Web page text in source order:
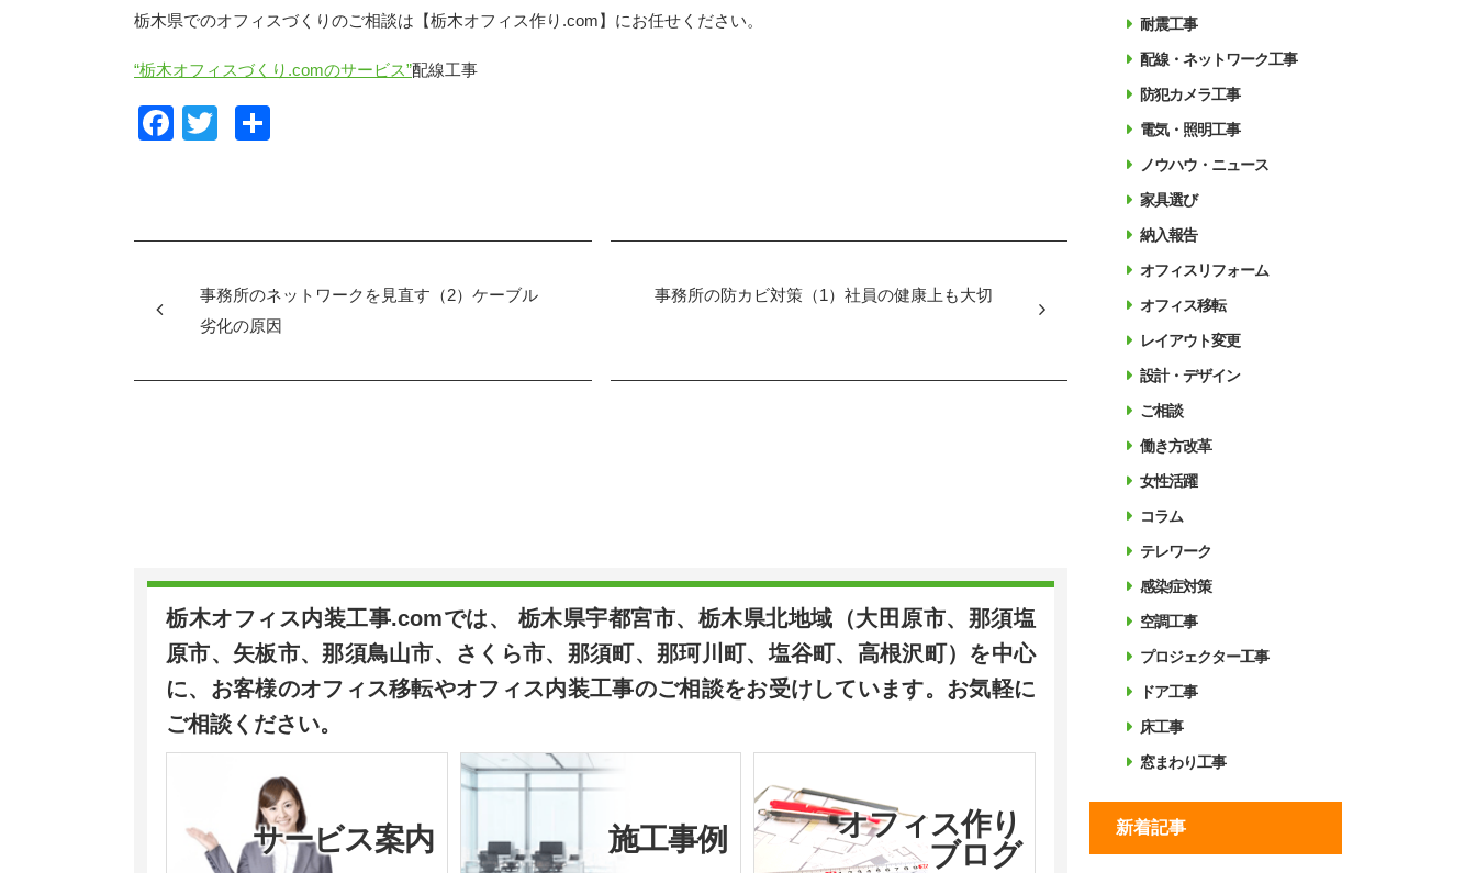
栃木県でのオフィスづくりのご相談は【栃木オフィス作り.com】にお任せください。
“栃木オフィスづくり.comのサービス”配線工事
F
事務所のネットワークを見直す（2）ケーブル
劣化の原因
事務所の防カビ対策（1）社員の健康上も大切
栃木オフィス内装工事.comでは、 栃木県宇都宮市、栃木県北地域（大田原市、那須塩
原市、矢板市、那須鳥山市、さくら市、那須町、那珂川町、塩谷町、高根沢町）を中心
に、お客様のオフィス移転やオフィス内装工事のご相談をお受けしています。お気軽に
ご相談ください。
サービス案内 施工事例
オフィス作り
ブログ
耐震工事
配線・ネットワーク工事
防犯カメラ工事
電気・照明工事
ノウハウ・ニュース
家具選び
納入報告
オフィスリフォーム
オフィス移転
レイアウト変更
設計・デザイン
ご相談
働き方改革
女性活躍
コラム
テレワーク
感染症対策
空調工事
プロジェクター工事
ドア工事
床工事
窓まわり工事
新着記事